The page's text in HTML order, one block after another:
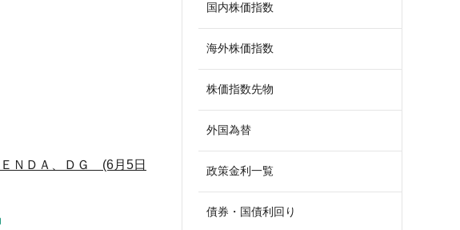
ＮＤＡ、ＤＧ (6月5日
国内株価指数
海外株価指数
株価指数先物
外国為替
政策金利一覧
債券・国債利回り